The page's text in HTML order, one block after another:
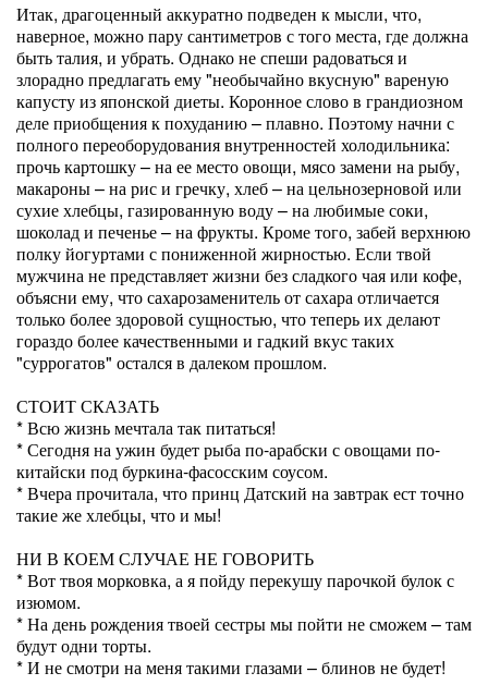
Итак, драгоценный аккуратно подведен к мысли, что,
наверное, можно пару сантиметров с того места, где должна
быть талия, и убрать. Однако не спеши радоваться и
злорадно предлагать ему "необычайно вкусную" вареную
капусту из японской диеты. Коронное слово в грандиозном
деле приобщения к похуданию – плавно. Поэтому начни с
полного переоборудования внутренностей холодильника:
прочь картошку – на ее место овощи, мясо замени на рыбу,
макароны – на рис и гречку, хлеб – на цельнозерновой или
сухие хлебцы, газированную воду – на любимые соки,
шоколад и печенье – на фрукты. Кроме того, забей верхнюю
полку йогуртами с пониженной жирностью. Если твой
мужчина не представляет жизни без сладкого чая или кофе,
объясни ему, что сахарозаменитель от сахара отличается
только более здоровой сущностью, что теперь их делают
гораздо более качественными и гадкий вкус таких
"суррогатов" остался в далеком прошлом.
СТОИТ СКАЗАТЬ
* Всю жизнь мечтала так питаться!
* Сегодня на ужин будет рыба по-арабски с овощами по-
китайски под буркина-фасосским соусом.
* Вчера прочитала, что принц Датский на завтрак ест точно
такие же хлебцы, что и мы!
НИ В КОЕМ СЛУЧАЕ НЕ ГОВОРИТЬ
* Вот твоя морковка, а я пойду перекушу парочкой булок с
изюмом.
* На день рождения твоей сестры мы пойти не сможем – там
будут одни торты.
* И не смотри на меня такими глазами – блинов не будет!